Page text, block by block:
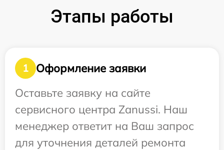
Этапы работы
1
Оформление заявки
Оставьте заявку на сайте
сервисного центра Zanussi. Наш
менеджер ответит на Ваш запрос
для уточнения деталей ремонта